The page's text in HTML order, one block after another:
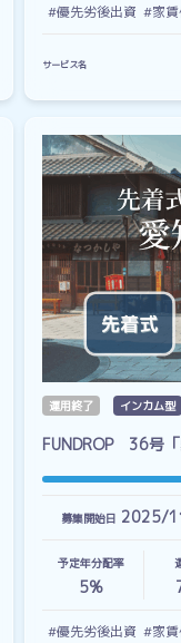
#優先劣後出資 #家賃
サービス名
運用終了 インカム型
FUNDROP 36号
募集開始日 2025/
予定年分配率
5%
#優先劣後出資 #家賃